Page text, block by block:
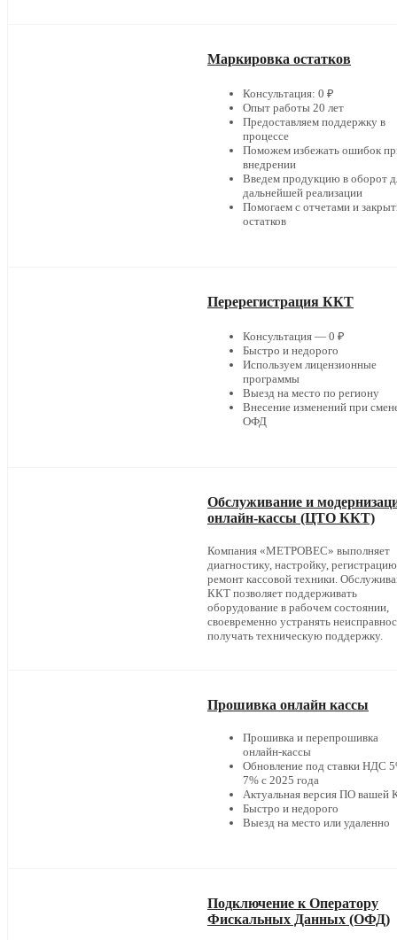
Маркировка остатков
Консультация: 0 ₽
Опыт работы 20 лет
Предоставляем поддержку в
процессе
Поможем избежать ошибок
внедрении
Введем продукцию в оборот
дальнейшей реализации
Помогаем с отчетами и
остатков
Перерегистрация ККТ
Консультация — 0 ₽
Быстро и недорого
Используем лицензионные
программы
Выезд на место по региону
Внесение изменений при
ОФД
Обслуживание и
онлайн-кассы (ЦТО ККТ)
Компания «МЕТРОВЕС» выполняет
диагностику, настройку,
ремонт кассовой техники.
ККТ позволяет поддерживать
оборудование в рабочем состоянии,
своевременно устранять
получать техническую поддержку.
Прошивка онлайн кассы
Прошивка и перепрошивка
онлайн-кассы
Обновление под ставки НДС
7% с 2025 года
Актуальная версия ПО вашей
Быстро и недорого
Выезд на место или удаленно
Подключение к Оператору
Фискальных Данных (ОФД)